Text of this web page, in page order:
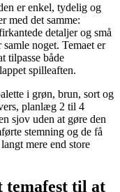
er enkel, tydelig og
med det samme:
detaljer og små
noget. Temaet er
tilpasse både
spilleaften.
i grøn, brun, sort og
planlæg 2 til 4
sjov uden at gøre den
stemning og de få
mere end store
temafest til at